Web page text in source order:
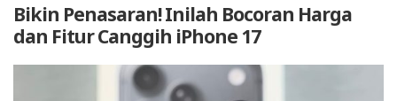
Bikin Penasaran! Inilah Bocoran Harga
dan Fitur Canggih iPhone 17